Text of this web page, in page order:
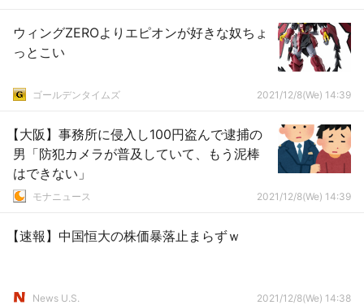
ウィングZEROよりエピオンが好きな奴ちょ
っとこい
ゴールデンタイムズ 2021/12/8(We) 14:39
【大阪】事務所に侵入し100円盗んで逮捕の
男「防犯カメラが普及していて、もう泥棒
はできない」
モナニュース 2021/12/8(We) 14:39
【速報】中国恒大の株価暴落止まらずｗ
News U.S. 2021/12/8(We) 14:38